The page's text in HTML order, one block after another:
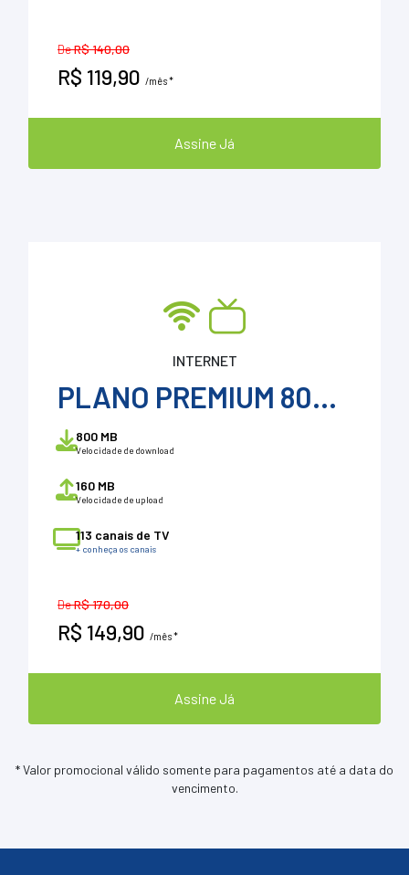
DeR$ 140,00
R$ 119,90 /mês *
Assine Já
INTERNET
PLANO PREMIUM 800 + ConeSul Tv + VOD
800 MB
Velocidade de download
160 MB
Velocidade de upload
113 canais de TV
+ conheça os canais
DeR$ 170,00
R$ 149,90 /mês *
Assine Já
* Valor promocional válido somente para pagamentos até a data do
vencimento.